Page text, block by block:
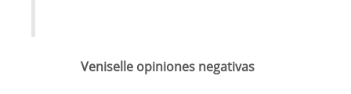
Veniselle opiniones negativas